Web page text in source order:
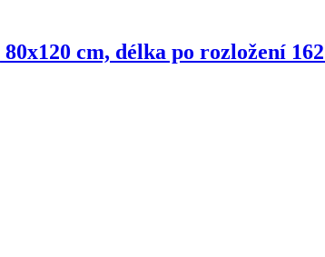
cm, délka po rozložení